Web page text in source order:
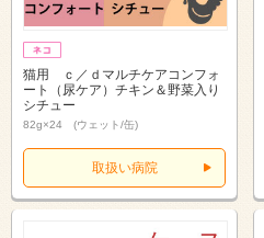
猫用 ｃ／ｄマルチケアコンフォ
ート（尿ケア）チキン＆野菜入り
シチュー
82g×24 (ウェット/缶)
取扱い病院